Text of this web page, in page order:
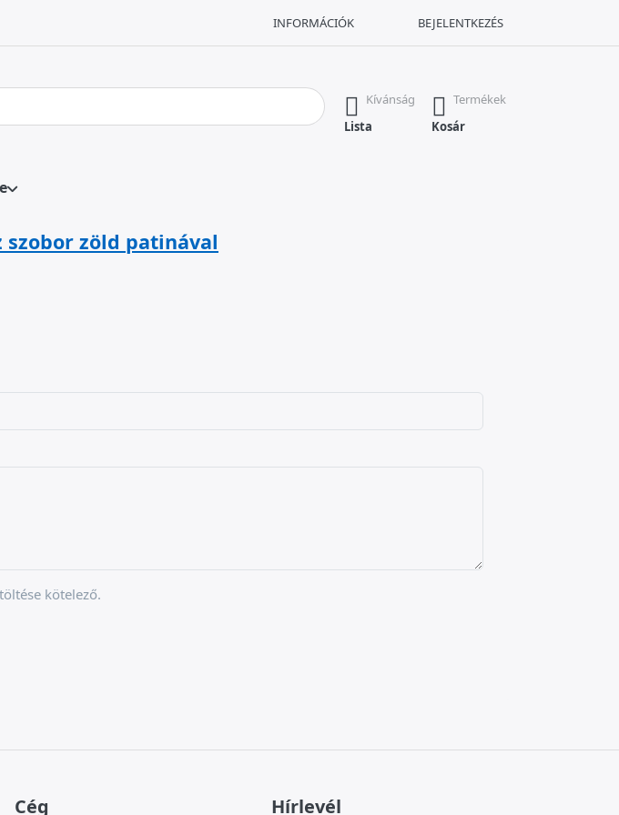
INFORMÁCIÓK BEJELENTKEZÉS
amint beírja őket. Nyomja meg az Enter billentyűt az összes eredmény
Kívánság
Lista
Termékek
Kosár
zöld patinával
4 a oldalról. 5 stars.
a oldalról. 5 stars.
oldalról. 5 stars.
5 stars. Bad
kötelező.
Cég Hírlevél